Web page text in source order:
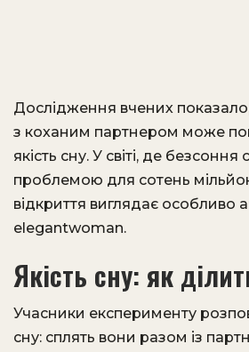
Дослідження вчених
з коханим партнером може
якість сну. У світі, де
проблемою для сотень
відкриття виглядає особливо
elegantwoman.
Якість сну: як
Учасники експерименту
сну: сплять вони разом із